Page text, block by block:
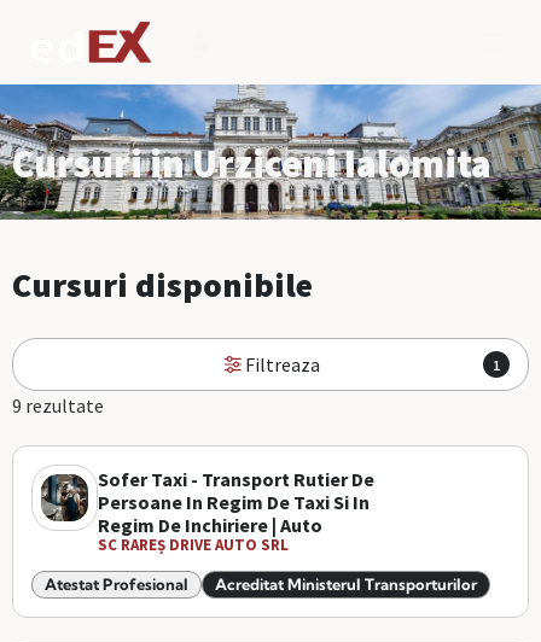
Cursuri in Urziceni Ialomita
Cursuri disponibile
Filtreaza 1
9 rezultate
Sofer Taxi - Transport Rutier De
Persoane In Regim De Taxi Si In
Regim De Inchiriere | Auto
SC RAREȘ DRIVE AUTO SRL
Atestat Profesional Acreditat Ministerul Transporturilor